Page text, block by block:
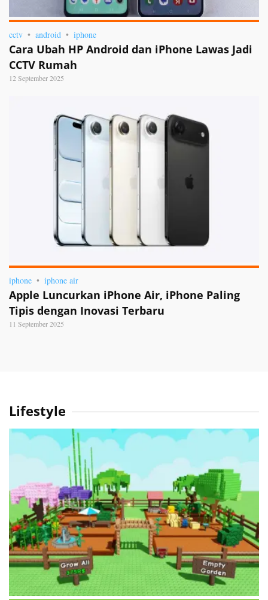
cctv android iphone
Cara Ubah HP Android dan iPhone Lawas Jadi
CCTV Rumah
12 September 2025
iphone iphone air
Apple Luncurkan iPhone Air, iPhone Paling
Tipis dengan Inovasi Terbaru
11 September 2025
Lifestyle